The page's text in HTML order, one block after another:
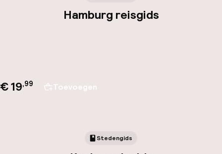
Hamburg reisgids
€ 19,99 Toevoegen
Stedengids